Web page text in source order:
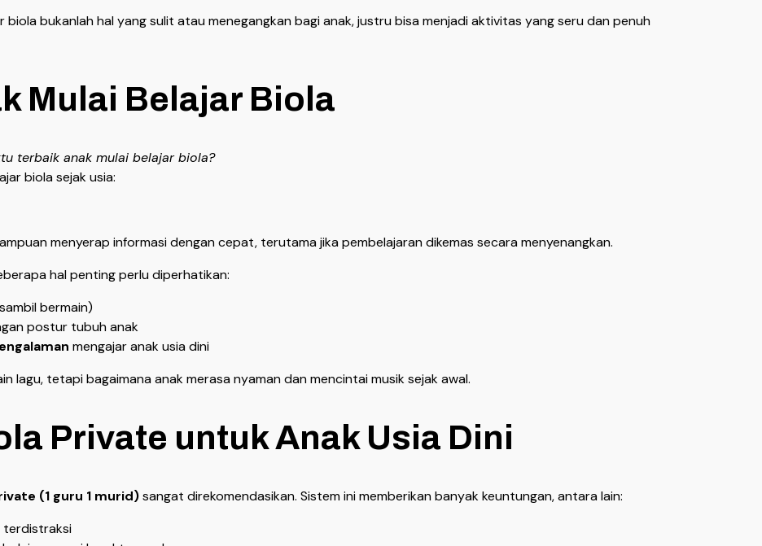
bukanlah hal yang sulit atau menegangkan bagi anak, justru bisa menjadi aktivitas yang seru dan penuh
Mulai Belajar Biola
terbaik anak mulai belajar biola?
biola sejak usia:
menyerap informasi dengan cepat, terutama jika pembelajaran dikemas secara menyenangkan.
hal penting perlu diperhatikan:
bermain)
postur tubuh anak
mengajar anak usia dini
lagu, tetapi bagaimana anak merasa nyaman dan mencintai musik sejak awal.
Private untuk Anak Usia Dini
(1 guru 1 murid)sangat direkomendasikan. Sistem ini memberikan banyak keuntungan, antara lain:
terdistraksi